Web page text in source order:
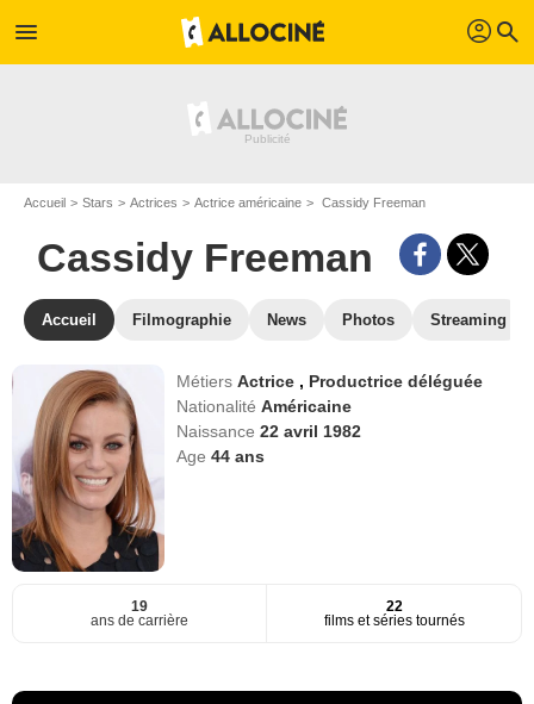
menu profil search
Accueil Stars Actrices Actrice américaine Cassidy Freeman
Cassidy Freeman
Accueil Filmographie News Photos Streaming
MétiersActrice , Productrice déléguée
NationalitéAméricaine
Naissance22 avril 1982
Age44 ans
19
ans de carrière
22
films et séries tournés